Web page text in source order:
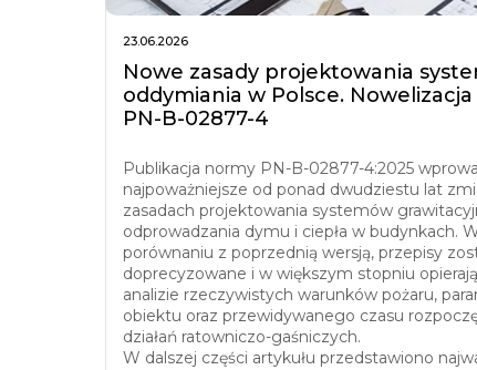
23.06.2026
Nowe zasady projektowania
oddymiania w Polsce.
PN-B-02877-4
Publikacja normy PN-B-02877-4:2025
najpoważniejsze od ponad dwudziestu lat
zasadach projektowania systemów
odprowadzania dymu i ciepła w budynkach.
porównaniu z poprzednią wersją, przepisy
doprecyzowane i w większym stopniu
analizie rzeczywistych warunków pożaru,
obiektu oraz przewidywanego czasu
działań ratowniczo-gaśniczych.
W dalszej części artykułu przedstawiono